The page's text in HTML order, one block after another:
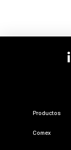
Productos
Comex